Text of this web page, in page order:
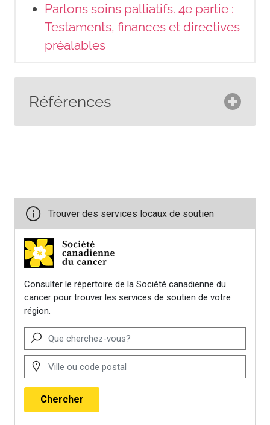
Parlons soins palliatifs. 4e partie :
Testaments, finances et directives
préalables
Références
of-life-issues
Réseau canadien du cancer du
sein. (n.d.).
du sein métastatique : Une
brochure à l’intention des
personnes atteintes d’un cancer
du sein de stade IV.
https://cbcn.ca/web/default/files/
Société canadienne du cancer.
(n.d.).
https://cancer.ca/fr/living-